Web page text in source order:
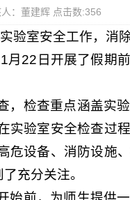
：董建辉 点击数:356
验室安全工作，消
22日开展了假期
检查重点涵盖实
实验室安全检查过
危设备、消防设施
充分关注。